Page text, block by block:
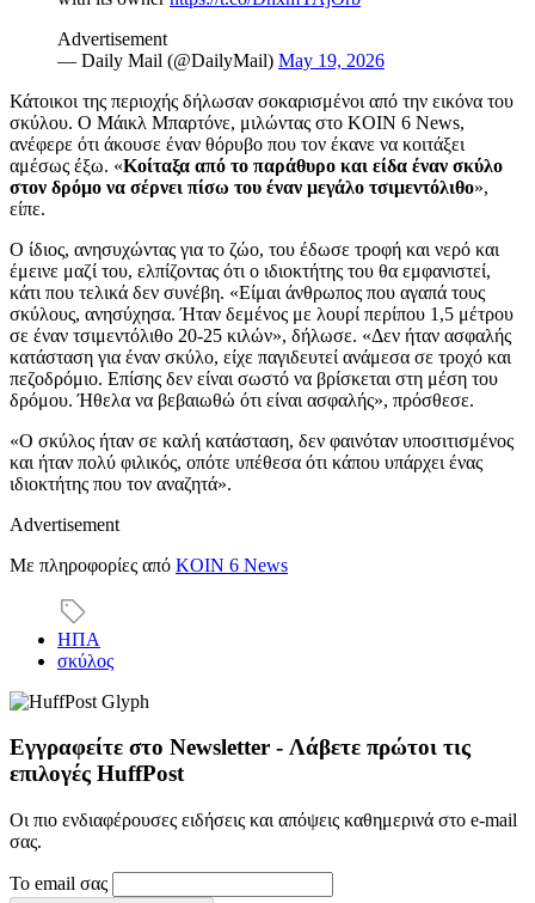
Advertisement
— Daily Mail (@DailyMail) May 19, 2026
Κάτοικοι της περιοχής δήλωσαν σοκαρισμένοι από την εικόνα του
σκύλου. Ο Μάικλ Μπαρτόνε, μιλώντας στο KOIN 6 News,
ανέφερε ότι άκουσε έναν θόρυβο που τον έκανε να κοιτάξει
αμέσως έξω. «Κοίταξα από το παράθυρο και είδα έναν σκύλο
στον δρόμο να σέρνει πίσω του έναν μεγάλο τσιμεντόλιθο»,
είπε.
Ο ίδιος, ανησυχώντας για το ζώο, του έδωσε τροφή και νερό και
έμεινε μαζί του, ελπίζοντας ότι ο ιδιοκτήτης του θα εμφανιστεί,
κάτι που τελικά δεν συνέβη. «Είμαι άνθρωπος που αγαπά τους
σκύλους, ανησύχησα. Ήταν δεμένος με λουρί περίπου 1,5 μέτρου
σε έναν τσιμεντόλιθο 20-25 κιλών», δήλωσε. «Δεν ήταν ασφαλής
κατάσταση για έναν σκύλο, είχε παγιδευτεί ανάμεσα σε τροχό και
πεζοδρόμιο. Επίσης δεν είναι σωστό να βρίσκεται στη μέση του
δρόμου. Ήθελα να βεβαιωθώ ότι είναι ασφαλής», πρόσθεσε.
«Ο σκύλος ήταν σε καλή κατάσταση, δεν φαινόταν υποσιτισμένος
και ήταν πολύ φιλικός, οπότε υπέθεσα ότι κάπου υπάρχει ένας
ιδιοκτήτης που τον αναζητά».
Advertisement
Με πληροφορίες από KOIN 6 News
ΗΠΑ
σκύλος
Εγγραφείτε στο Newsletter - Λάβετε πρώτοι τις
επιλογές HuffPost
Οι πιο ενδιαφέρουσες ειδήσεις και απόψεις καθημερινά στο e-mail
σας.
Το email σας